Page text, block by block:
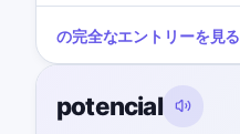
の完全なエントリーを見る
potencial